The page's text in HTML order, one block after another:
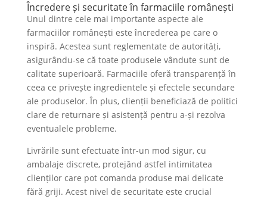
Încredere și securitate în farmaciile românești
Unul dintre cele mai importante aspecte ale
farmaciilor românești este încrederea pe care o
inspiră. Acestea sunt reglementate de autorități,
asigurându-se că toate produsele vândute sunt de
calitate superioară. Farmaciile oferă transparență în
ceea ce privește ingredientele și efectele secundare
ale produselor. În plus, clienții beneficiază de politici
clare de returnare și asistență pentru a-și rezolva
eventualele probleme.
Livrările sunt efectuate într-un mod sigur, cu
ambalaje discrete, protejând astfel intimitatea
clienților care pot comanda produse mai delicate
fără griji. Acest nivel de securitate este crucial